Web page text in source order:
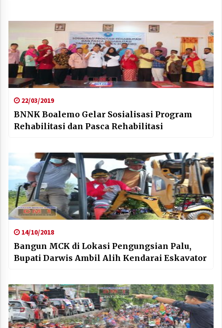
22/03/2019
BNNK Boalemo Gelar Sosialisasi Program
Rehabilitasi dan Pasca Rehabilitasi
14/10/2018
Bangun MCK di Lokasi Pengungsian Palu,
Bupati Darwis Ambil Alih Kendarai Eskavator